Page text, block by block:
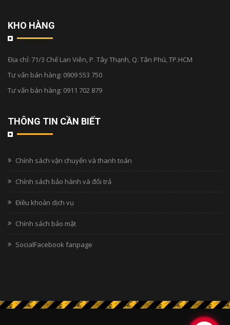
KHO HÀNG
Địa chỉ: 71/3 Chế Lan Viên, P. Tây Thạnh, Q. Tân Phú, TP.HCM
Tư vấn bán hàng: 0909 553 750
Tư vấn bán hàng: 0911 702 879
THÔNG TIN CẦN BIẾT
Chính sách vận chuyển và thanh toán
Chính sách bảo hành và đổi trả
Điều khoản dịch vụ
Chính sách bảo mật
SocialFacebook fanpage